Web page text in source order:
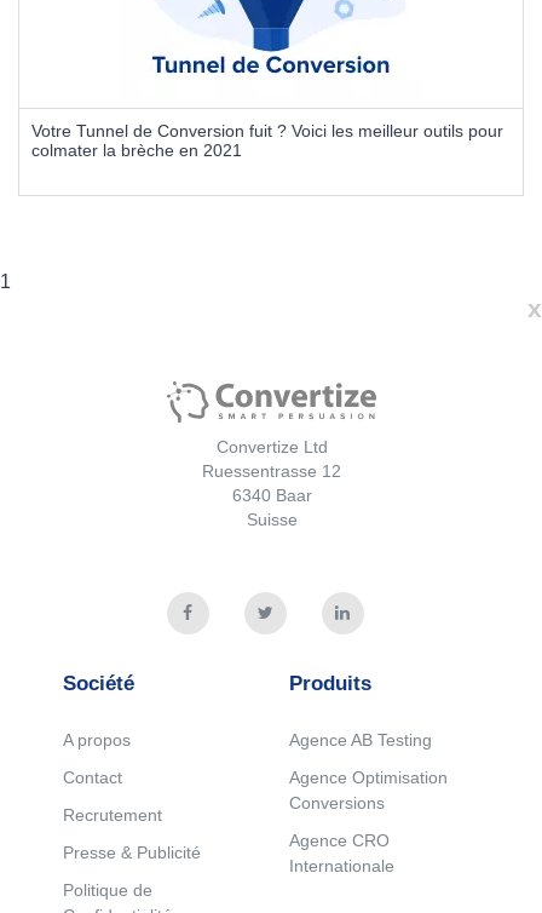
Votre Tunnel de Conversion fuit ? Voici les meilleur outils pour
colmater la brèche en 2021
1
x
Convertize Ltd
Ruessentrasse 12
6340 Baar
Suisse
Société
A propos
Contact
Recrutement
Presse & Publicité
Politique de
Produits
Agence AB Testing
Agence Optimisation
Conversions
Agence CRO
Internationale